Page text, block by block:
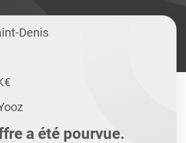
Denis
a été pourvue.